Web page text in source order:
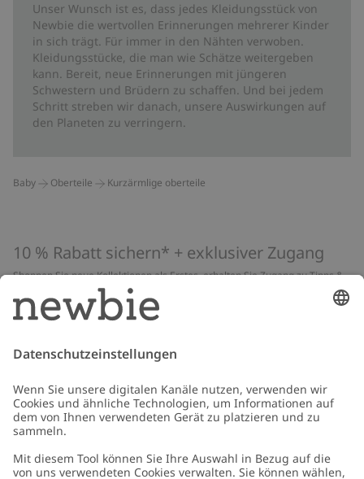
Unser Wunsch ist es, dass jedes Kleidungsstück von
Newbie die wertvollen Erinnerungen mehrerer Kinder
in sich trägt. Für immer in den Nähten verwoben.
Kleidungsstücke, die man wie Schätze weitergeben
kann. Bereit, neue Erinnerungen mit jüngeren
Schwestern und Brüdern zu schaffen. Und bei jedem
Schritt streben wir danach, unsere Auswirkungen auf
den Planeten zu verringern.
Baby Oberteile Kurzärmlige oberteile
10 % Rabatt sichern* + exklusiver Zugang
Shoppen Sie neue Kollektionen als Erstes, erhalten Sie Zugang zu Tipps &
Guides und profitieren Sie von exklusiven Angeboten
*Gilt nur für deine erste Bestellung und ist nicht mit anderen Rabatten
oder Angeboten kombinierbar. Gilt nicht für limitierte Artikel. Lies unsere
Schicken